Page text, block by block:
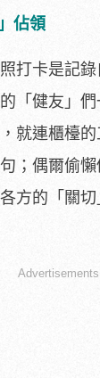
佔領
打卡是記
「健友」
就連櫃檯
；偶爾偷
方的「關
Advertisements